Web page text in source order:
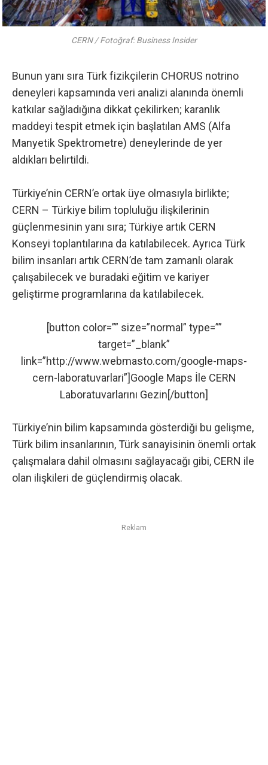
CERN / Fotoğraf: Business Insider
Bunun yanı sıra Türk fizikçilerin CHORUS notrino
deneyleri kapsamında veri analizi alanında önemli
katkılar sağladığına dikkat çekilirken; karanlık
maddeyi tespit etmek için başlatılan AMS (Alfa
Manyetik Spektrometre) deneylerinde de yer
aldıkları belirtildi.
Türkiye’nin CERN’e ortak üye olmasıyla birlikte;
CERN – Türkiye bilim topluluğu ilişkilerinin
güçlenmesinin yanı sıra; Türkiye artık CERN
Konseyi toplantılarına da katılabilecek. Ayrıca Türk
bilim insanları artık CERN’de tam zamanlı olarak
çalışabilecek ve buradaki eğitim ve kariyer
geliştirme programlarına da katılabilecek.
[button color=”” size=”normal” type=””
target=”_blank”
link=”http://www.webmasto.com/google-maps-
cern-laboratuvarlari”]Google Maps İle CERN
Laboratuvarlarını Gezin[/button]
Türkiye’nin bilim kapsamında gösterdiği bu gelişme,
Türk bilim insanlarının, Türk sanayisinin önemli ortak
çalışmalara dahil olmasını sağlayacağı gibi, CERN ile
olan ilişkileri de güçlendirmiş olacak.
Reklam